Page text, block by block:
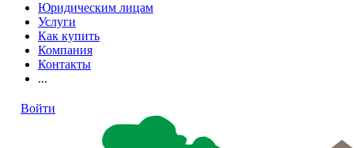
Юридическим лицам
Услуги
Как купить
Компания
Контакты
...
Войти